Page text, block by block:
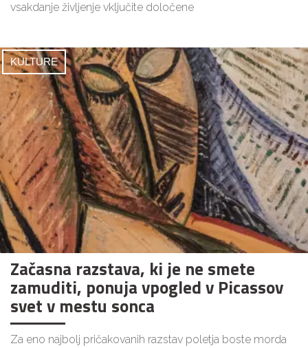
vsakdanje življenje vključite določene
KULTURE
Začasna razstava, ki je ne smete
zamuditi, ponuja vpogled v Picassov
svet v mestu sonca
Za eno najbolj pričakovanih razstav poletja boste morda